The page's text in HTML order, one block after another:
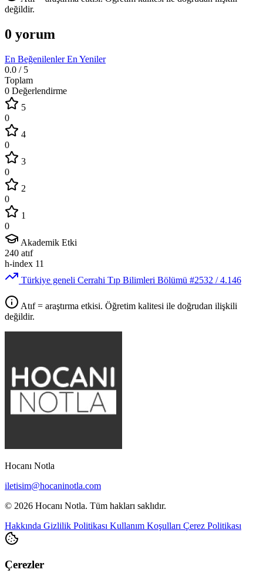
değildir.
0 yorum
En BeğenilenlerEn Yeniler
0.0 / 5
Toplam
0 Değerlendirme
5
0
4
0
3
0
2
0
1
0
Akademik Etki
240 atıf
h-index 11
Türkiye geneli Cerrahi Tıp Bilimleri Bölümü #2532 / 4.146
Atıf = araştırma etkisi. Öğretim kalitesi ile doğrudan ilişkili
değildir.
Hocanı Notla
iletisim@hocaninotla.com
© 2026 Hocanı Notla. Tüm hakları saklıdır.
Hakkında Gizlilik Politikası Kullanım Koşulları Çerez Politikası
Çerezler